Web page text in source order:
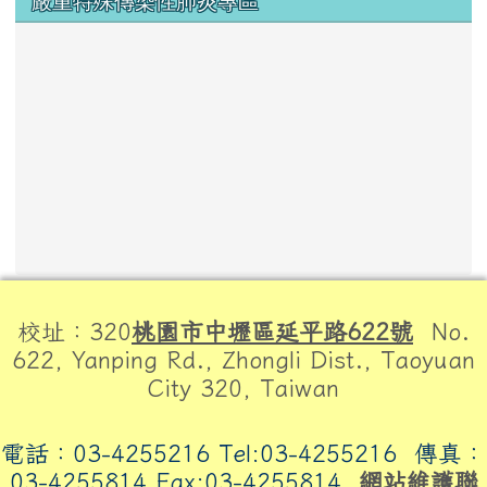
校址：320桃園市中壢區延平路622號 No.
622, Yanping Rd., Zhongli Dist., Taoyuan
City 320, Taiwan
電話：03-4255216 Tel:03-4255216 傳真：
03-4255814 Fax:03-4255814 網站維護聯